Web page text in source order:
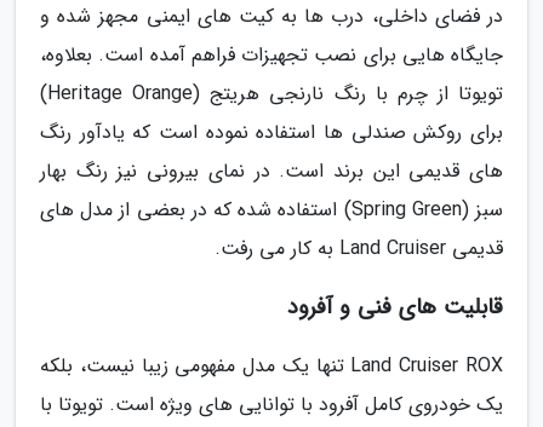
در فضای داخلی، درب ها به کیت های ایمنی مجهز شده و
جایگاه هایی برای نصب تجهیزات فراهم آمده است. بعلاوه،
تویوتا از چرم با رنگ نارنجی هریتج (Heritage Orange)
برای روکش صندلی ها استفاده نموده است که یادآور رنگ
های قدیمی این برند است. در نمای بیرونی نیز رنگ بهار
سبز (Spring Green) استفاده شده که در بعضی از مدل های
قدیمی Land Cruiser به کار می رفت.
قابلیت های فنی و آفرود
Land Cruiser ROX تنها یک مدل مفهومی زیبا نیست، بلکه
یک خودروی کامل آفرود با توانایی های ویژه است. تویوتا با